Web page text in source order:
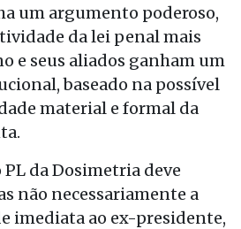
um argumento poderoso,
da lei penal mais
e seus aliados ganham um
baseado na possível
material e formal da
da Dosimetria deve
não necessariamente a
imediata ao ex-presidente,